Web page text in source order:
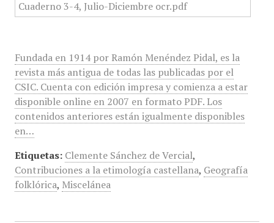
Fundada en 1914 por Ramón Menéndez Pidal, es la
revista más antigua de todas las publicadas por el
CSIC. Cuenta con edición impresa y comienza a estar
disponible online en 2007 en formato PDF. Los
contenidos anteriores están igualmente disponibles
en…
Etiquetas: Clemente Sánchez de Vercial,
Contribuciones a la etimología castellana, Geografía
folklórica, Miscelánea